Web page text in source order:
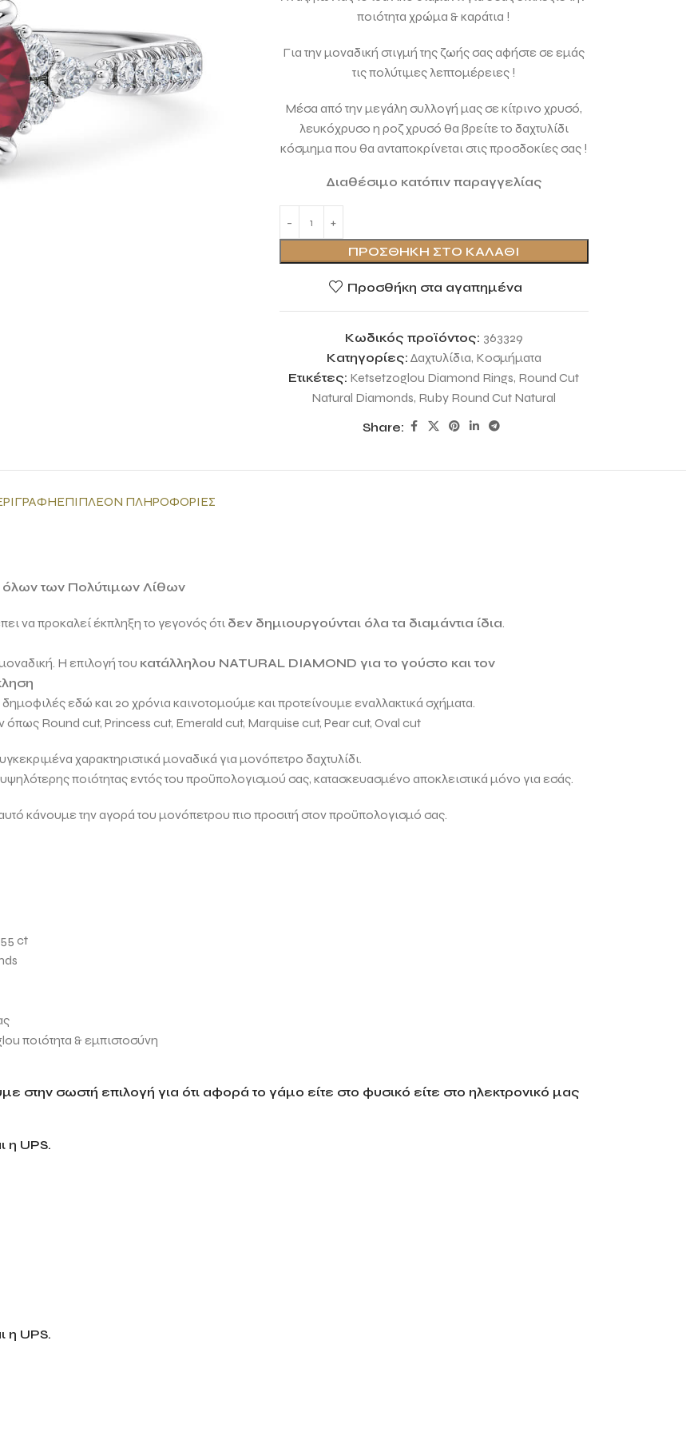
ποιότητα χρώμα & καράτια !
Για την μοναδική στιγμή της ζωής σας αφήστε σε εμάς
τις πολύτιμες λεπτομέρειες !
Μέσα από την μεγάλη συλλογή μας σε κίτρινο χρυσό,
λευκόχρυσο η ροζ χρυσό θα βρείτε το δαχτυλίδι
κόσμημα που θα ανταποκρίνεται στις προσδοκίες σας !
Διαθέσιμο κατόπιν παραγγελίας
ΠΡΟΣΘΉΚΗ ΣΤΟ ΚΑΛΆΘΙ
Προσθήκη στα αγαπημένα
Κωδικός προϊόντος: 363329
Κατηγορίες: Δαχτυλίδια, Κοσμήματα
Ετικέτες: Ketsetzoglou Diamond Rings, Round Cut
Natural Diamonds, Ruby Round Cut Natural
Share:
ΕΠΙΠΛΈΟΝ ΠΛΗΡΟΦΟΡΊΕΣ
όλων των Πολύτιμων Λίθων
να προκαλεί έκπληξη το γεγονός ότι δεν δημιουργούνται όλα τα διαμάντια ίδια.
Η επιλογή του κατάλληλου NATURAL DIAMOND για το γούστο και τον
εδώ και 20 χρόνια καινοτομούμε και προτείνουμε εναλλακτικά σχήματα.
όπως Round cut, Princess cut, Emerald cut, Marquise cut, Pear cut, Oval cut
χαρακτηριστικά μοναδικά για μονόπετρο δαχτυλίδι.
ποιότητας εντός του προϋπολογισμού σας, κατασκευασμένο αποκλειστικά μόνο για εσάς.
κάνουμε την αγορά του μονόπετρου πιο προσιτή στον προϋπολογισμό σας.
ct
ποιότητα & εμπιστοσύνη
σωστή επιλογή για ότι αφορά το γάμο είτε στο φυσικό είτε στο ηλεκτρονικό μας
η UPS.
η UPS.